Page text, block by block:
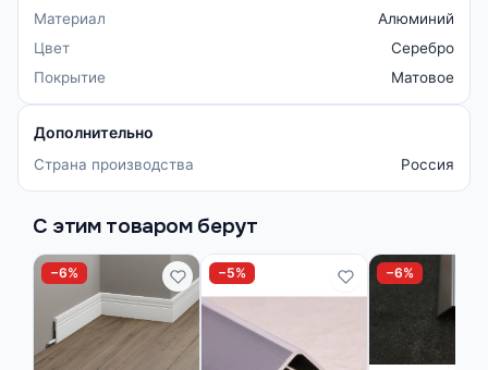
Материал
Алюминий
Цвет
Серебро
Покрытие
Матовое
Дополнительно
Страна производства Россия
С этим товаром берут
−6% −5% −6%